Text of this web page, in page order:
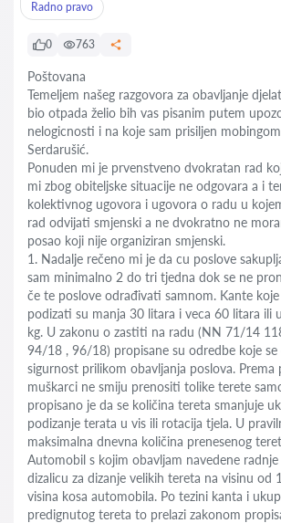
Radno pravo
0 763
Poštovana
Temeljem našeg razgovora za obavljanje
bio otpada želio bih vas pisanim putem
nelogicnosti i na koje sam prisiljen
Serdarušić.
Ponuden mi je prvenstveno dvokratan rad
mi zbog obiteljske situacije ne odgovara a i
kolektivnog ugovora i ugovora o radu u
rad odvijati smjenski a ne dvokratno ne
posao koji nije organiziran smjenski.
1. Nadalje rečeno mi je da cu poslove
sam minimalno 2 do tri tjedna dok se ne
če te poslove odrađivati samnom. Kante
podizati su manja 30 litara i veca 60 litara ili
kg. U zakonu o zastiti na radu (NN 71/14
94/18 , 96/18) propisane su odredbe koje se
sigurnost prilikom obavljanja poslova. Prema
muškarci ne smiju prenositi tolike terete
propisano je da se količina tereta smanjuje
podizanje terata u vis ili rotacija tjela. U
maksimalna dnevna količina prenesenog
Automobil s kojim obavljam navedene
dizalicu za dizanje velikih tereta na visinu od
visina kosa automobila. Po tezini kanta i
predignutog tereta to prelazi zakonom